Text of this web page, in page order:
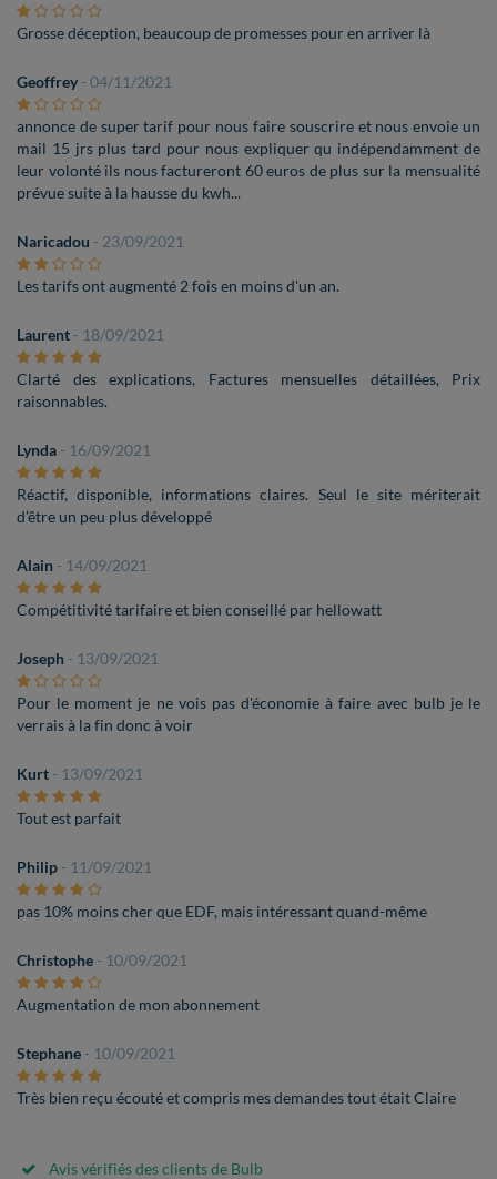
Grosse déception, beaucoup de promesses pour en arriver là
Geoffrey - 04/11/2021
annonce de super tarif pour nous faire souscrire et nous envoie un
mail 15 jrs plus tard pour nous expliquer qu indépendamment de
leur volonté ils nous factureront 60 euros de plus sur la mensualité
prévue suite à la hausse du kwh...
Naricadou - 23/09/2021
Les tarifs ont augmenté 2 fois en moins d'un an.
Laurent - 18/09/2021
Clarté des explications, Factures mensuelles détaillées, Prix
raisonnables.
Lynda - 16/09/2021
Réactif, disponible, informations claires. Seul le site mériterait
d’être un peu plus développé
Alain - 14/09/2021
Compétitivité tarifaire et bien conseillé par hellowatt
Joseph - 13/09/2021
Pour le moment je ne vois pas d'économie à faire avec bulb je le
verrais à la fin donc à voir
Kurt - 13/09/2021
Tout est parfait
Philip - 11/09/2021
pas 10% moins cher que EDF, mais intéressant quand-même
Christophe - 10/09/2021
Augmentation de mon abonnement
Stephane - 10/09/2021
Très bien reçu écouté et compris mes demandes tout était Claire
Avis vérifiés des clients de Bulb